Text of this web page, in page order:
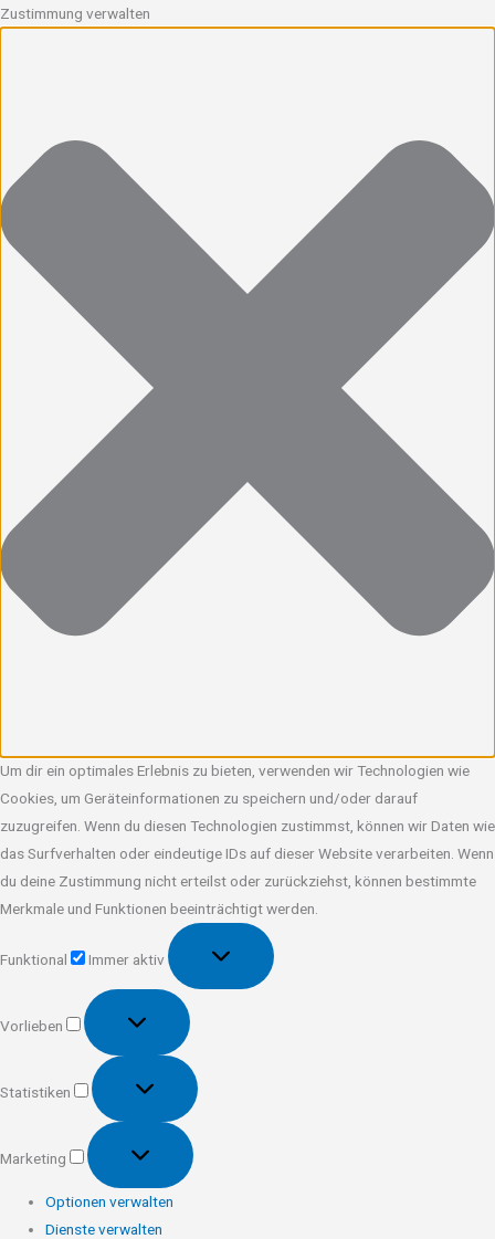
Zustimmung verwalten
Um dir ein optimales Erlebnis zu bieten, verwenden wir Technologien wie
Cookies, um Geräteinformationen zu speichern und/oder darauf
zuzugreifen. Wenn du diesen Technologien zustimmst, können wir Daten wie
das Surfverhalten oder eindeutige IDs auf dieser Website verarbeiten. Wenn
du deine Zustimmung nicht erteilst oder zurückziehst, können bestimmte
Merkmale und Funktionen beeinträchtigt werden.
Funktional
Immer aktiv
Vorlieben
Vorlieben
Statistiken
Statistiken
Marketing
Marketing
Optionen verwalten
Dienste verwalten